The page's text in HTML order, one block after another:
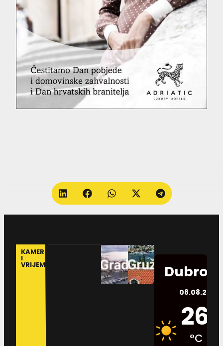
KAMERE
I
VRIJEME
08.08.2026.
26
°C